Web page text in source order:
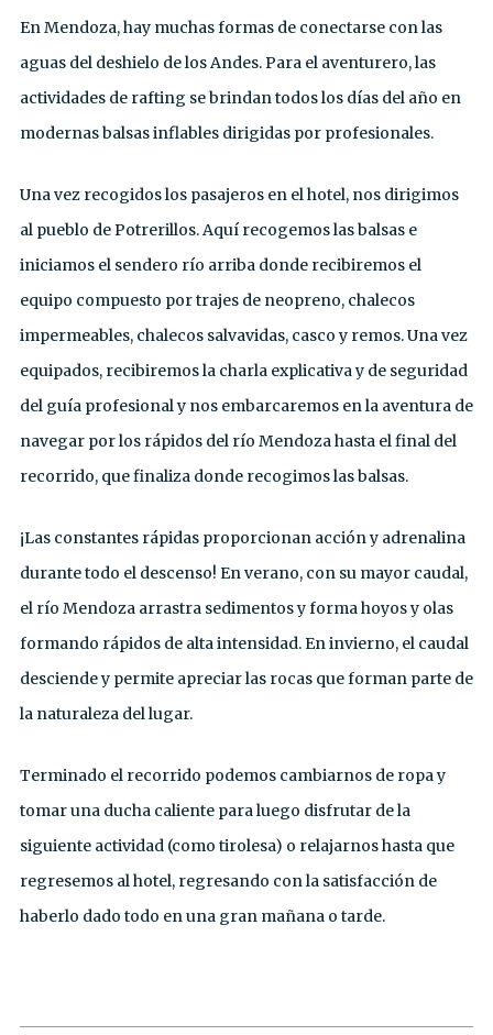
En Mendoza, hay muchas formas de conectarse con las
aguas del deshielo de los Andes. Para el aventurero, las
actividades de rafting se brindan todos los días del año en
modernas balsas inflables dirigidas por profesionales.
Una vez recogidos los pasajeros en el hotel, nos dirigimos
al pueblo de Potrerillos. Aquí recogemos las balsas e
iniciamos el sendero río arriba donde recibiremos el
equipo compuesto por trajes de neopreno, chalecos
impermeables, chalecos salvavidas, casco y remos. Una vez
equipados, recibiremos la charla explicativa y de seguridad
del guía profesional y nos embarcaremos en la aventura de
navegar por los rápidos del río Mendoza hasta el final del
recorrido, que finaliza donde recogimos las balsas.
¡Las constantes rápidas proporcionan acción y adrenalina
durante todo el descenso! En verano, con su mayor caudal,
el río Mendoza arrastra sedimentos y forma hoyos y olas
formando rápidos de alta intensidad. En invierno, el caudal
desciende y permite apreciar las rocas que forman parte de
la naturaleza del lugar.
Terminado el recorrido podemos cambiarnos de ropa y
tomar una ducha caliente para luego disfrutar de la
siguiente actividad (como tirolesa) o relajarnos hasta que
regresemos al hotel, regresando con la satisfacción de
haberlo dado todo en una gran mañana o tarde.